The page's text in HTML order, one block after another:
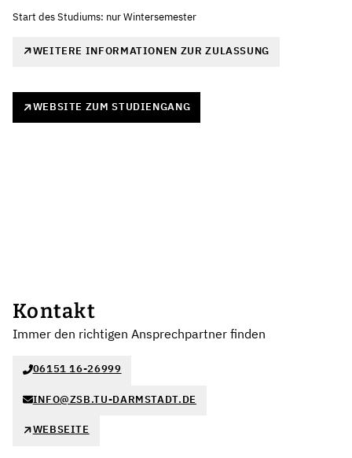
Start des Studiums: nur Wintersemester
WEITERE INFORMATIONEN ZUR ZULASSUNG
WEBSITE ZUM STUDIENGANG
Kontakt
Immer den richtigen Ansprechpartner finden
06151 16-26999
INFO@ZSB.TU-DARMSTADT.DE
WEBSEITE